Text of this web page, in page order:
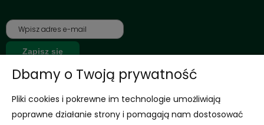
Zapisz się
*Jednorazowy rabat dla nowo zarejestrowanych klientów na nieprzecenione
produkty
Wyrażam zgodę na otrzymywanie newslettera z inspiracjami,
Dbamy o Twoją prywatność
Pliki cookies i pokrewne im technologie umożliwiają
poprawne działanie strony i pomagają nam dostosować